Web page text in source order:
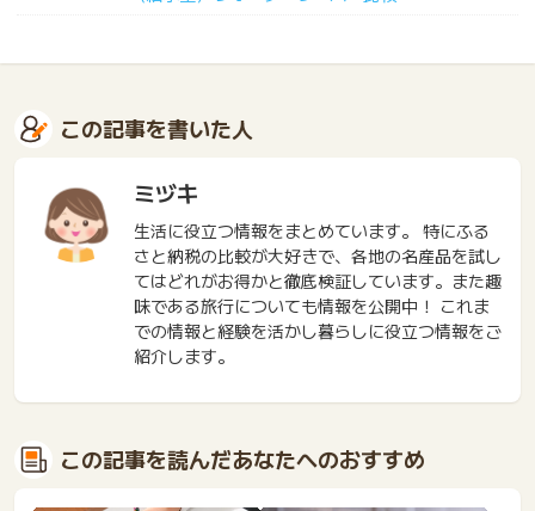
この記事を書いた人
ミヅキ
生活に役立つ情報をまとめています。 特にふる
さと納税の比較が大好きで、各地の名産品を試し
てはどれがお得かと徹底検証しています。また趣
味である旅行についても情報を公開中！ これま
での情報と経験を活かし暮らしに役立つ情報をご
紹介します。
この記事を読んだあなたへのおすすめ